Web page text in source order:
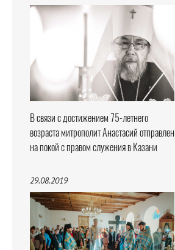
В связи с достижением 75-летнего
возраста митрополит Анастасий отправлен
на покой с правом служения в Казани
29.08.2019